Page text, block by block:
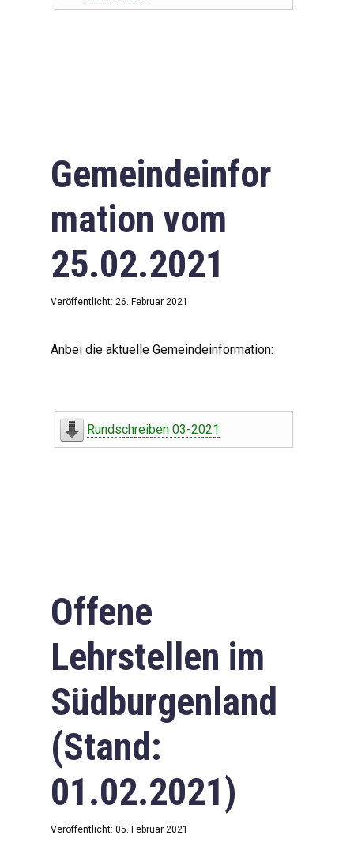
Downloads
Impressum
Datenschutzerklärung
Gemeindeinfor
mation vom
25.02.2021
Veröffentlicht: 26. Februar 2021
Anbei die aktuelle Gemeindeinformation:
Rundschreiben 03-2021
Offene
Lehrstellen im
Südburgenland
(Stand:
01.02.2021)
Veröffentlicht: 05. Februar 2021